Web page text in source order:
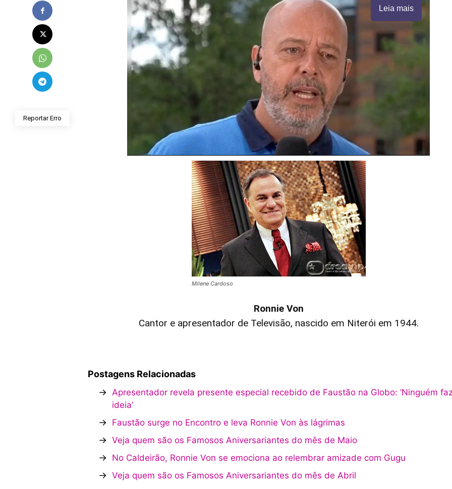
Reportar Erro
Leia mais
Milene Cardoso
Ronnie Von
Cantor e apresentador de Televisão, nascido em Niterói em 1944.
Postagens Relacionadas
→ Apresentador revela presente especial recebido de Faustão na Globo: ‘Ninguém
ideia’
→ Faustão surge no Encontro e leva Ronnie Von às lágrimas
→ Veja quem são os Famosos Aniversariantes do mês de Maio
→ No Caldeirão, Ronnie Von se emociona ao relembrar amizade com Gugu
→ Veja quem são os Famosos Aniversariantes do mês de Abril